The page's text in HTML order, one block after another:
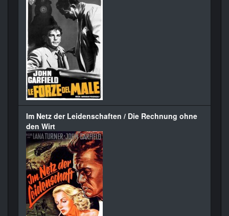
Im Netz der Leidenschaften / Die Rechnung ohne
den Wirt